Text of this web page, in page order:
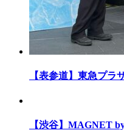
【表参道】東急プラ
【渋谷】MAGNET